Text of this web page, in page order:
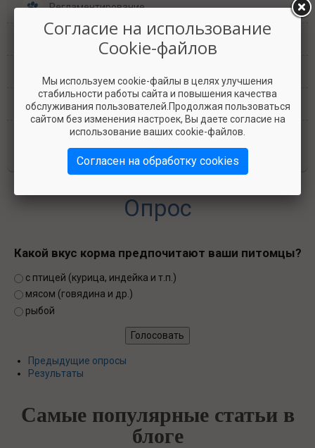
Регламентирование
Вопросы и ответы
Все публикации
Опрос
Какой вкус корма предпочитают ваши питомцы?
Варианты
с птицей (курица, индейка и т.п.)
мясом (говядина и др.)
рыбой
Предыдущие опросы
Результаты
Самые популярные статьи в
блоге
Согласие на использование
Cookie-файлов
Мы используем cookie-файлы в целях улучшения
стабильности работы сайта и повышения качества
обслуживания пользователей.Продолжая пользоваться
сайтом без изменения настроек, Вы даете согласие на
использование ваших cookie-файлов.
Согласен на обработку cookies